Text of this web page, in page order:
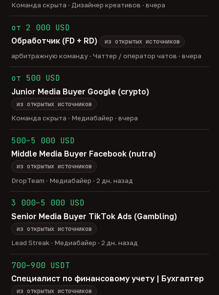
Команда скрыта · Дизайнер креативов · вчера
от 2 000 USD
Обработчик (FD + RD)
из открытых источников
арбитражную команду · Чаттер / оператор чатов · вчера
от 500 USD
Junior Media Buyer Google (crypto)
из открытых источников
Команда скрыта · Медиабайер · вчера
500–5 000 USD
Middle Media Buyer Facebook (nutra)
из открытых источников
DropTeam · Медиабайер · 2 дн. назад
3 000–5 000 USD
Senior Media Buyer TikTok Ads (Gambling)
из открытых источников
Lead Streak · Медиабайер · 2 дн. назад
700–900 USDT
Специалист по финансовому учету | Бухгалтер
из открытых источников